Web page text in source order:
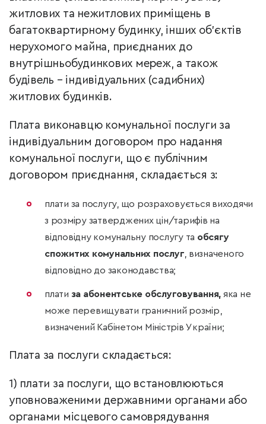
житлових та нежитлових приміщень в
багатоквартирному будинку, інших об’єктів
нерухомого майна, приєднаних до
внутрішньобудинкових мереж, а також
будівель – індивідуальних (садибних)
житлових будинків.
Плата виконавцю комунальної послуги за
індивідуальним договором про надання
комунальної послуги, що є публічним
договором приєднання, складається з:
плати за послугу, що розраховується виходячи
з розміру затверджених цін/тарифів на
відповідну комунальну послугу та обсягу
спожитих комунальних послуг , визначеного
відповідно до законодавства;
плати за абонентське обслуговування, яка не
може перевищувати граничний розмір,
визначений Кабінетом Міністрів України;
Плата за послуги складається:
1) плати за послуги, що встановлюються
уповноваженими державними органами або
органами місцевого самоврядування